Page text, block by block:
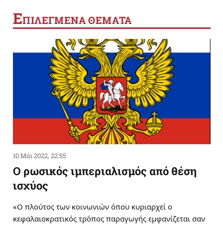
ΕΠΙΛΕΓΜΕΝΑ ΘΕΜΑΤΑ
10 Μάι 2022, 22:55
Ο ρωσικός ιμπεριαλισμός από θέση
ισχύος
«Ο πλούτος των κοινωνιών όπου κυριαρχεί ο
κεφαλαιοκρατικός τρόπος παραγωγής εμφανίζεται σαν